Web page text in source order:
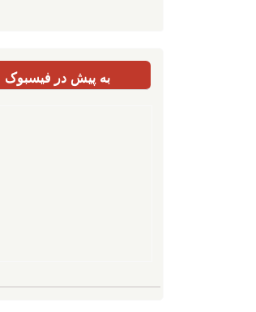
به پیش در فیسبوک